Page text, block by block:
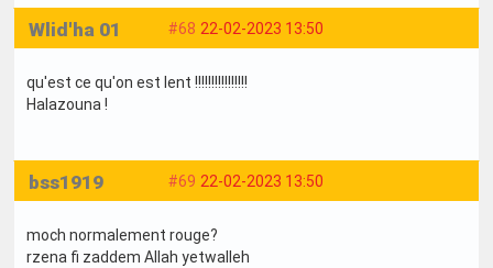
#68 22-02-2023 13:50
Wlid'ha 01
qu'est ce qu'on est lent !!!!!!!!!!!!!!!!
Halazouna !
#69 22-02-2023 13:50
bss1919
moch normalement rouge?
rzena fi zaddem Allah yetwalleh